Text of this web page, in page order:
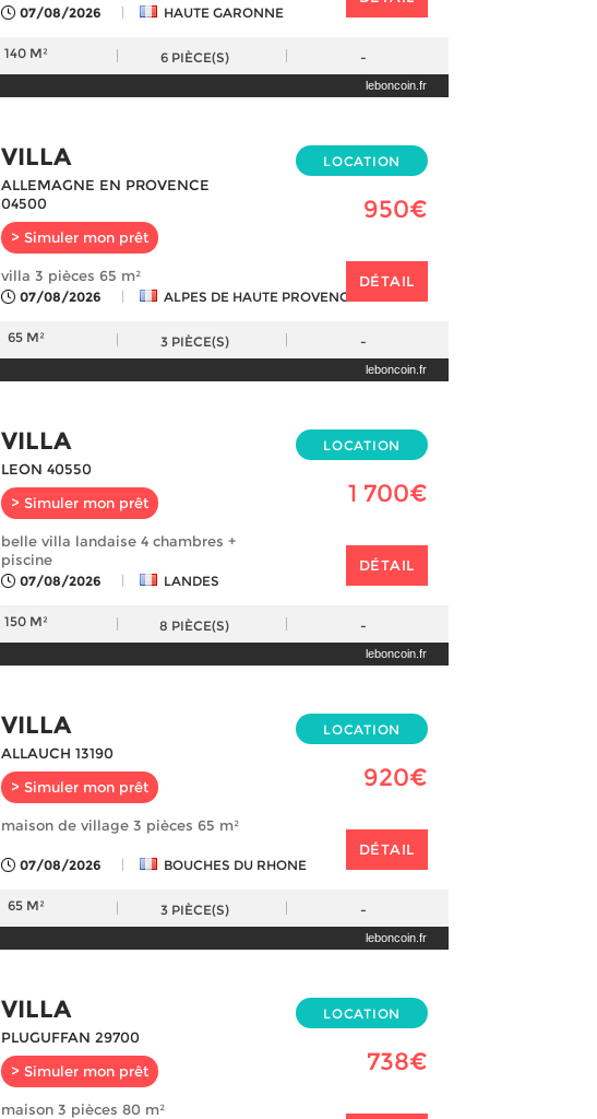
07/08/2026 | HAUTE GARONNE
140 M² 6 PIÈCE(S) -
leboncoin.fr
VILLA
ALLEMAGNE EN PROVENCE
04500
> Simuler mon prêt
LOCATION
950€
villa 3 pièces 65 m²
07/08/2026 | ALPES DE HAUTE PROVENCE
DÉTAIL
65 M² 3 PIÈCE(S) -
leboncoin.fr
VILLA
LEON 40550
> Simuler mon prêt
LOCATION
1 700€
belle villa landaise 4 chambres +
piscine
07/08/2026 | LANDES
DÉTAIL
150 M² 8 PIÈCE(S) -
leboncoin.fr
VILLA
ALLAUCH 13190
> Simuler mon prêt
LOCATION
920€
maison de village 3 pièces 65 m²
07/08/2026 | BOUCHES DU RHONE
DÉTAIL
65 M² 3 PIÈCE(S) -
leboncoin.fr
VILLA
PLUGUFFAN 29700
> Simuler mon prêt
LOCATION
738€
maison 3 pièces 80 m²